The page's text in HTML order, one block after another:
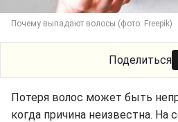
Почему выпадают волосы (фото: Freepik)
Поделиться
Потеря волос может быть
когда причина неизвестна. На